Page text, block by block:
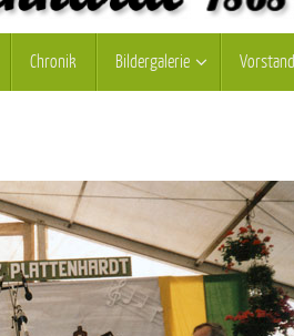
Chronik Bildergalerie Vorstand